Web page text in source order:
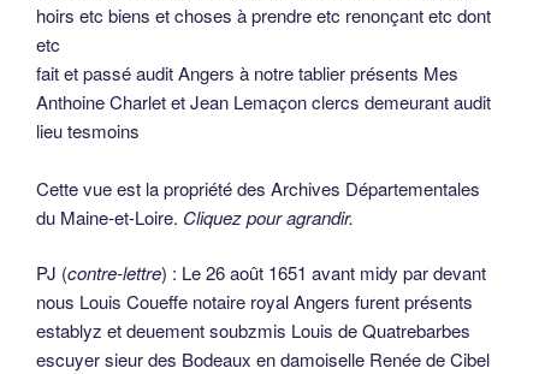
hoirs etc biens et choses à prendre etc renonçant etc dont
etc
fait et passé audit Angers à notre tablier présents Mes
Anthoine Charlet et Jean Lemaçon clercs demeurant audit
lieu tesmoins
Cette vue est la propriété des Archives Départementales
du Maine-et-Loire. Cliquez pour agrandir.
PJ (contre-lettre) : Le 26 août 1651 avant midy par devant
nous Louis Coueffe notaire royal Angers furent présents
establyz et deuement soubzmis Louis de Quatrebarbes
escuyer sieur des Bodeaux en damoiselle Renée de Cibel